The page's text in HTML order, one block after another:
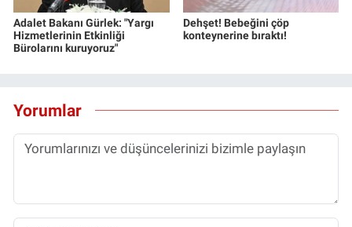
Adalet Bakanı Gürlek: "Yargı
Hizmetlerinin Etkinliği
Bürolarını kuruyoruz"
Dehşet! Bebeğini çöp
konteynerine bıraktı!
Yorumlar